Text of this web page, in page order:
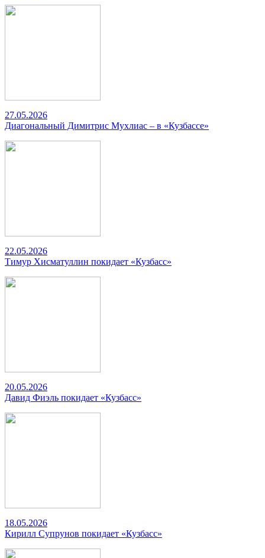
27.05.2026
Диагональный Димитрис Мухлиас – в «Кузбассе»
22.05.2026
Тимур Хисматуллин покидает «Кузбасс»
20.05.2026
Давид Фиэль покидает «Кузбасс»
18.05.2026
Кирилл Супрунов покидает «Кузбасс»